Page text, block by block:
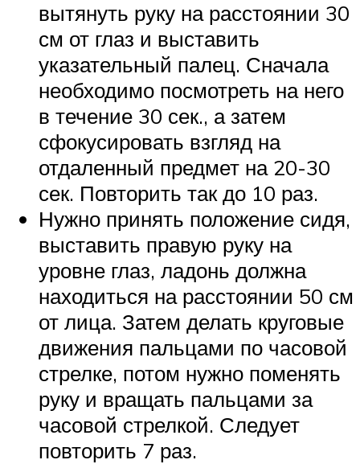
вытянуть руку на расстоянии 30
см от глаз и выставить
указательный палец. Сначала
необходимо посмотреть на него
в течение 30 сек., а затем
сфокусировать взгляд на
отдаленный предмет на 20-30
сек. Повторить так до 10 раз.
Нужно принять положение сидя,
выставить правую руку на
уровне глаз, ладонь должна
находиться на расстоянии 50 см
от лица. Затем делать круговые
движения пальцами по часовой
стрелке, потом нужно поменять
руку и вращать пальцами за
часовой стрелкой. Следует
повторить 7 раз.